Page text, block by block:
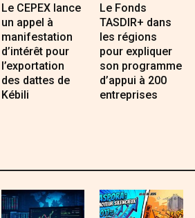
Le CEPEX lance
un appel à
manifestation
d’intérêt pour
l’exportation
des dattes de
Kébili
Le Fonds
TASDIR+ dans
les régions
pour expliquer
son programme
d’appui à 200
entreprises